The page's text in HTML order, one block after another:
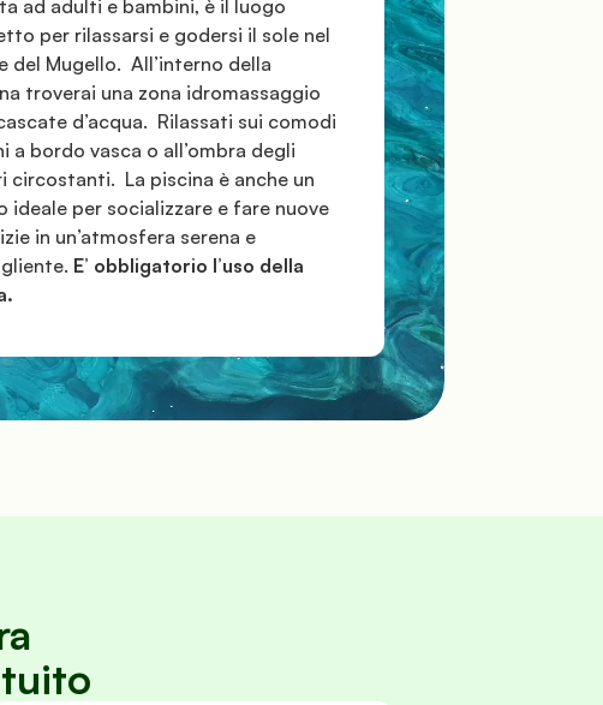
ad adulti e bambini, è il luogo
per rilassarsi e godersi il sole nel
del Mugello.  All’interno della
troverai una zona idromassaggio
d’acqua.  Rilassati sui comodi
a bordo vasca o all’ombra degli
circostanti.  La piscina è anche un
ideale per socializzare e fare nuove
in un’atmosfera serena e
E’ obbligatorio l’uso della